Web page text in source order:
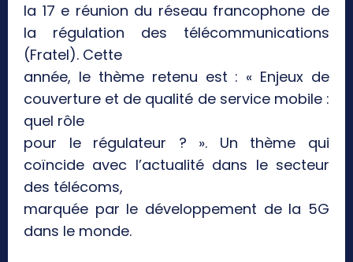
la 17 e réunion du réseau francophone de
la régulation des télécommunications
(Fratel). Cette
année, le thème retenu est : « Enjeux de
couverture et de qualité de service mobile :
quel rôle
pour le régulateur ? ». Un thème qui
coïncide avec l’actualité dans le secteur
des télécoms,
marquée par le développement de la 5G
dans le monde.